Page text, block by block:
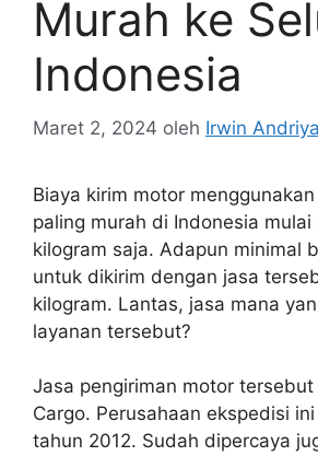
Murah ke
Indonesia
Maret 2, 2024 oleh Irwin
Biaya kirim motor
paling murah di Indonesia
kilogram saja. Adapun minimal
untuk dikirim dengan jasa
kilogram. Lantas, jasa mana
layanan tersebut?
Jasa pengiriman motor tersebut
Cargo. Perusahaan ekspedisi
tahun 2012. Sudah dipercaya